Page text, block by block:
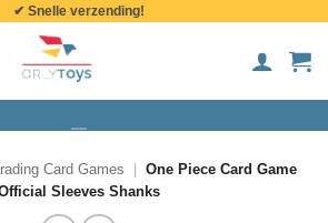
✔ Snelle verzending!
Card Games
One Piece Card Game
Sleeves Shanks